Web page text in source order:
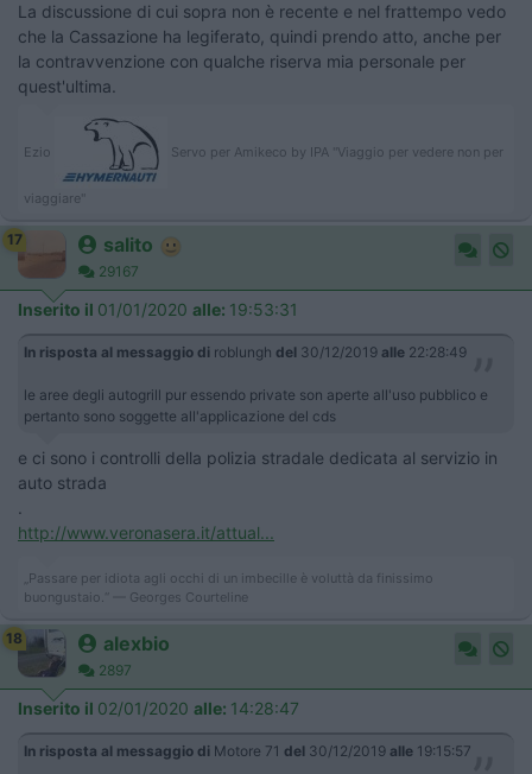
La discussione di cui sopra non è recente e nel frattempo vedo
che la Cassazione ha legiferato, quindi prendo atto, anche per
la contravvenzione con qualche riserva mia personale per
quest'ultima.
Ezio Servo per Amikeco by IPA "Viaggio per vedere non per
viaggiare"
17 salito
29167
Inserito il 01/01/2020 alle: 19:53:31
In risposta al messaggio di roblungh del 30/12/2019 alle 22:28:49
le aree degli autogrill pur essendo private son aperte all'uso pubblico e
pertanto sono soggette all'applicazione del cds
e ci sono i controlli della polizia stradale dedicata al servizio in
auto strada
.
http://www.veronasera.it/attual...
„Passare per idiota agli occhi di un imbecille è voluttà da finissimo
buongustaio.“ — Georges Courteline
18 alexbio
2897
Inserito il 02/01/2020 alle: 14:28:47
In risposta al messaggio di Motore 71 del 30/12/2019 alle 19:15:57